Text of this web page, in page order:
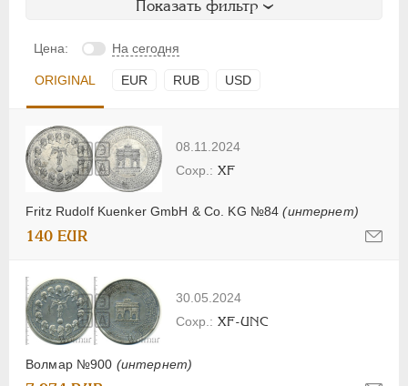
Показать фильтр
Цена: На сегодня
ORIGINAL EUR RUB USD
08.11.2024
Fritz Rudolf Kuenker GmbH & Co. KG №84(интернет)
XF
140 EUR
30.05.2024
Волмар №900 (интернет)
XF-UNC